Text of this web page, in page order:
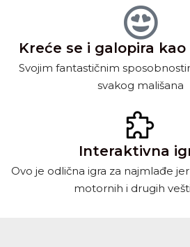
Kreće se i galopira
Svojim fantastičnim
svakog mališana
Interaktivna
Ovo je odlična igra za najmlađe
motornih i drugih